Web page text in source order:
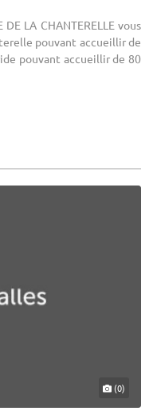
LA CHANTERELLE vous
pouvant accueillir de
pouvant accueillir de 80
(0)